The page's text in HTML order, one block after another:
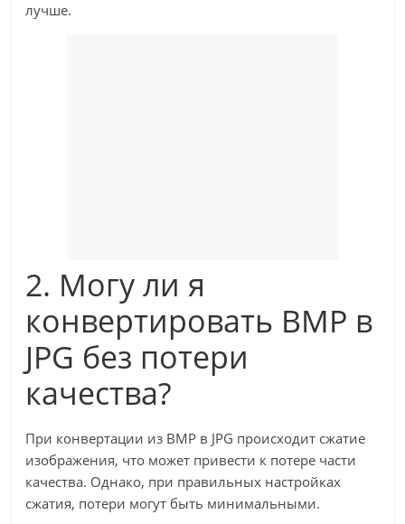
лучше.
2. Могу ли я
конвертировать BMP в
JPG без потери
качества?
При конвертации из BMP в JPG происходит сжатие
изображения, что может привести к потере части
качества. Однако, при правильных настройках
сжатия, потери могут быть минимальными.